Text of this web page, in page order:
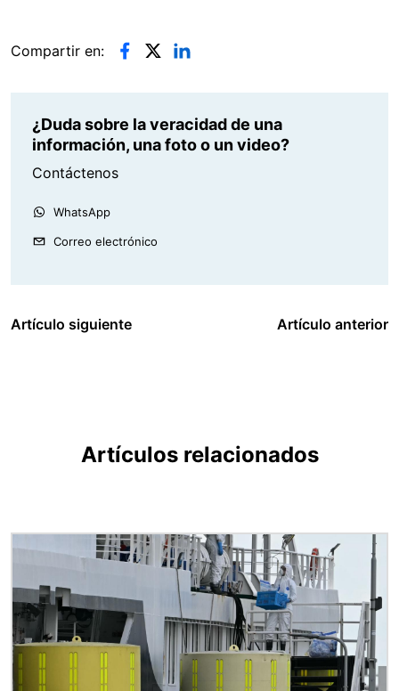
Compartir en:
¿Duda sobre la veracidad de una
información, una foto o un video?
Contáctenos
WhatsApp
Correo electrónico
Artículo siguiente Artículo anterior
Artículos relacionados